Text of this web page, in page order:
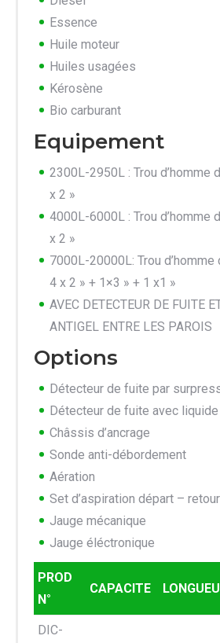
Essence
Huile moteur
Huiles usagées
Kérosène
Bio carburant
Equipement
2300L-2950L : Trou d’homme
x 2 »
4000L-6000L : Trou d’homme
x 2 »
7000L-20000L: Trou
4 x 2 » + 1×3 » + 1 x1 »
AVEC DETECTEUR DE FUITE
ANTIGEL ENTRE LES PAROIS
Options
Détecteur de fuite par
Détecteur de fuite avec
Châssis d’ancrage
Sonde anti-débordement
Aération
Set d’aspiration départ –
Jauge mécanique
Jauge éléctronique
PROD
N°
CAPACITE
DIC-